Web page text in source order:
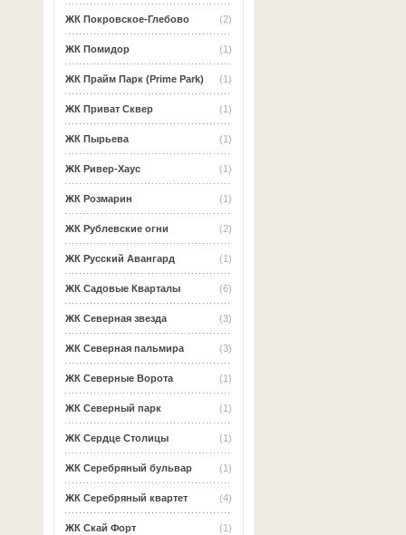
(2)
ЖК Покровское-Глебово
(1)
ЖК Помидор
(1)
ЖК Прайм Парк (Prime Park)
(1)
ЖК Приват Сквер
(1)
ЖК Пырьева
(1)
ЖК Ривер-Хаус
(1)
ЖК Розмарин
(2)
ЖК Рублевские огни
(1)
ЖК Русский Авангард
(6)
ЖК Садовые Кварталы
(3)
ЖК Северная звезда
(3)
ЖК Северная пальмира
(1)
ЖК Северные Ворота
(1)
ЖК Северный парк
(1)
ЖК Сердце Столицы
(1)
ЖК Серебряный бульвар
(4)
ЖК Серебряный квартет
(1)
ЖК Скай Форт